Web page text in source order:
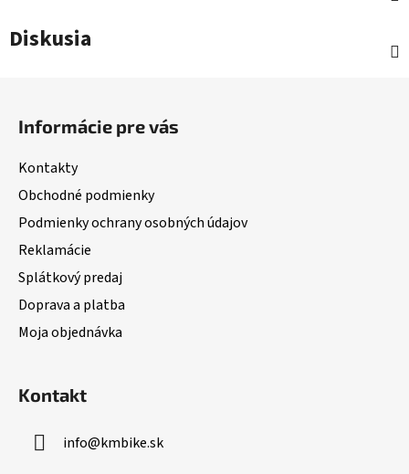
Diskusia
Informácie pre vás
Kontakty
Obchodné podmienky
Podmienky ochrany osobných údajov
Reklamácie
Splátkový predaj
Doprava a platba
Moja objednávka
Kontakt
info@kmbike.sk